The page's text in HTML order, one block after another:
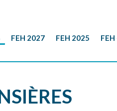
FEH 2027 FEH 2025 FEH